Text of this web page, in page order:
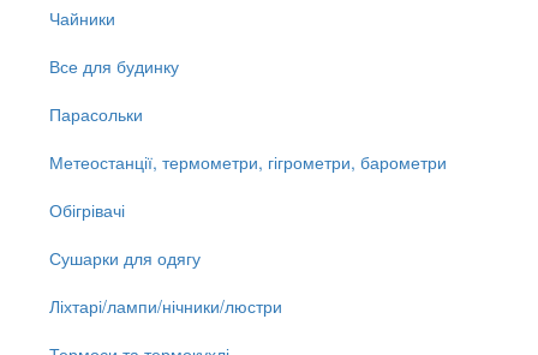
Чайники
Все для будинку
Парасольки
Метеостанції, термометри, гігрометри, барометри
Обігрівачі
Сушарки для одягу
Ліхтарі/лампи/нічники/люстри